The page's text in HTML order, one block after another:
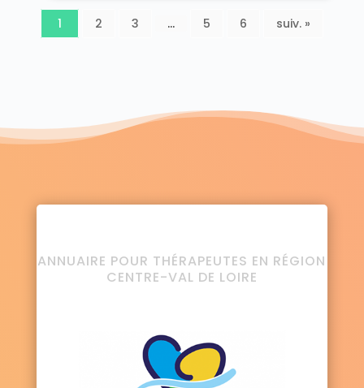
1 2 3 … 5 6 suiv. »
ANNUAIRE POUR THÉRAPEUTES EN RÉGION
CENTRE-VAL DE LOIRE